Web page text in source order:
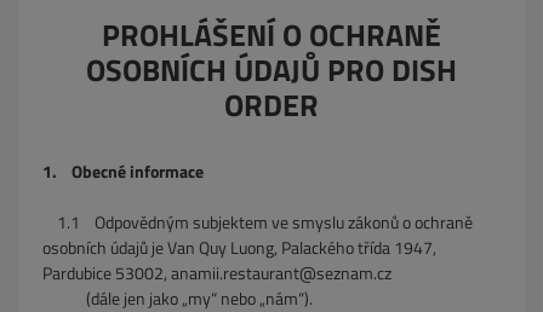
PROHLÁŠENÍ O OCHRANĚ
OSOBNÍCH ÚDAJŮ PRO DISH
ORDER
1. Obecné informace
1.1
Odpovědným subjektem ve smyslu zákonů o ochraně
osobních údajů je Van Quy Luong, Palackého třída 1947,
Pardubice 53002, anamii.restaurant@seznam.cz
(dále jen jako „my“ nebo „nám“).